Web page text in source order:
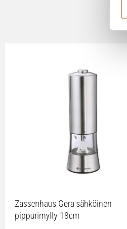
Zassenhaus Gera sähköinen
pippurimylly 18cm